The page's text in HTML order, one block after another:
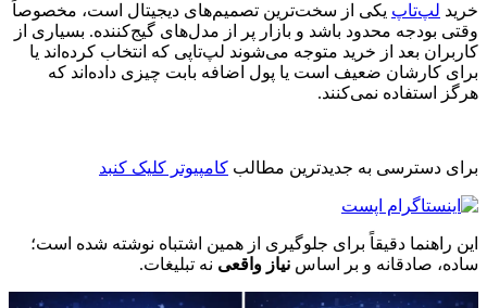
خرید لپ‌تاپ یکی از سخت‌ترین تصمیم‌های دیجیتال است، مخصوصاً
وقتی بودجه محدود باشد و بازار پر از مدل‌های گیج‌کننده. بسیاری از
کاربران بعد از خرید متوجه می‌شوند لپ‌تاپی که انتخاب کرده‌اند یا
برای کارشان ضعیف است یا پول اضافه بابت چیزی داده‌اند که
هرگز استفاده نمی‌کنند.
برای دسترسی به جدیدترین مطالب کامپیوتر کلیک کنبد
این راهنما دقیقاً برای جلوگیری از همین اشتباه نوشته شده است؛
ساده، صادقانه و بر اساس نیاز واقعی نه تبلیغات.